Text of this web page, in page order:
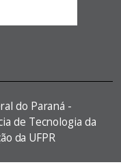
do Paraná -
de Tecnologia da
da UFPR